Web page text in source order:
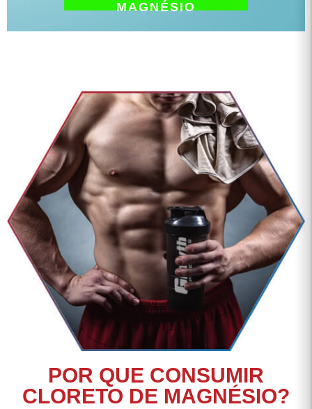
MAGNÉSIO
POR QUE CONSUMIR
CLORETO DE MAGNÉSIO?